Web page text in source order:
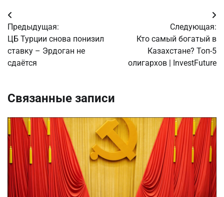
Навигация
по
записям
Предыдущая:
ЦБ Турции снова понизил
ставку – Эрдоган не
сдаётся
Следующая:
Кто самый богатый в
Казахстане? Топ-5
олигархов | InvestFuture
Связанные записи